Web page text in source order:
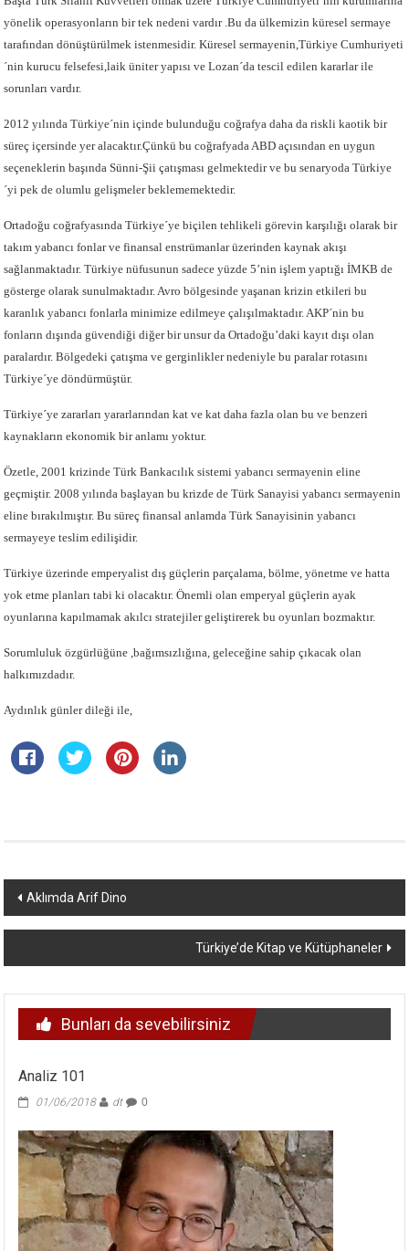
yönelik operasyonların bir tek nedeni vardır .Bu da ülkemizin küresel sermaye
tarafından dönüştürülmek istenmesidir. Küresel sermayenin,Türkiye Cumhuriyeti
´nin kurucu felsefesi,laik üniter yapısı ve Lozan´da tescil edilen kararlar ile
sorunları vardır.
2012 yılında Türkiye´nin içinde bulunduğu coğrafya daha da riskli kaotik bir
süreç içersinde yer alacaktır.Çünkü bu coğrafyada ABD açısından en uygun
seçeneklerin başında Sünni-Şii çatışması gelmektedir ve bu senaryoda Türkiye
´yi pek de olumlu gelişmeler beklememektedir.
Ortadoğu coğrafyasında Türkiye´ye biçilen tehlikeli görevin karşılığı olarak bir
takım yabancı fonlar ve finansal enstrümanlar üzerinden kaynak akışı
sağlanmaktadır. Türkiye nüfusunun sadece yüzde 5’nin işlem yaptığı İMKB de
gösterge olarak sunulmaktadır. Avro bölgesinde yaşanan krizin etkileri bu
karanlık yabancı fonlarla minimize edilmeye çalışılmaktadır. AKP´nin bu
fonların dışında güvendiği diğer bir unsur da Ortadoğu’daki kayıt dışı olan
paralardır. Bölgedeki çatışma ve gerginlikler nedeniyle bu paralar rotasını
Türkiye´ye döndürmüştür.
Türkiye´ye zararları yararlarından kat ve kat daha fazla olan bu ve benzeri
kaynakların ekonomik bir anlamı yoktur.
Özetle, 2001 krizinde Türk Bankacılık sistemi yabancı sermayenin eline
geçmiştir. 2008 yılında başlayan bu krizde de Türk Sanayisi yabancı sermayenin
eline bırakılmıştır. Bu süreç finansal anlamda Türk Sanayisinin yabancı
sermayeye teslim edilişidir.
Türkiye üzerinde emperyalist dış güçlerin parçalama, bölme, yönetme ve hatta
yok etme planları tabi ki olacaktır. Önemli olan emperyal güçlerin ayak
oyunlarına kapılmamak akılcı stratejiler geliştirerek bu oyunları bozmaktır.
Sorumluluk özgürlüğüne ,bağımsızlığına, geleceğine sahip çıkacak olan
halkımızdadır.
Aydınlık günler dileği ile,
Yazı
dolaşımı
Aklımda Arif Dino
Türkiye’de Kitap ve Kütüphaneler
Bunları da sevebilirsiniz
Analiz 101
01/06/2018 dt 0